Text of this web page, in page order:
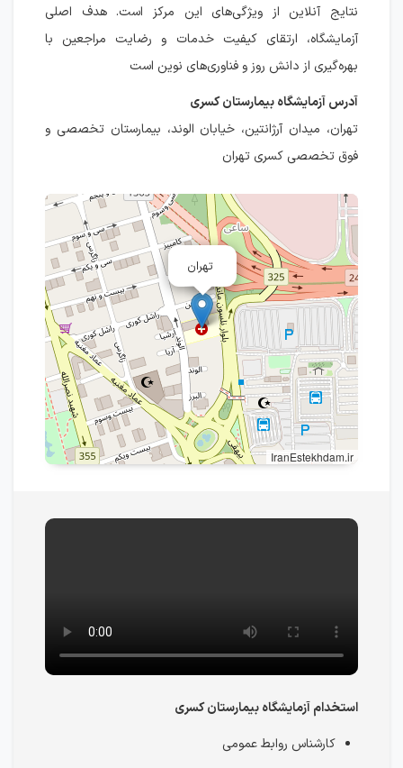
نتایج آنلاین از ویژگی‌های این مرکز است. هدف اصلی
آزمایشگاه، ارتقای کیفیت خدمات و رضایت مراجعین با
بهره‌گیری از دانش روز و فناوری‌های نوین است
آدرس آزمایشگاه بیمارستان کسری
تهران، میدان آرژانتین، خیابان الوند، بیمارستان تخصصی و
فوق تخصصی کسری تهران
تهران
IranEstekhdam.ir
استخدام آزمایشگاه بیمارستان کسری
کارشناس روابط عمومی